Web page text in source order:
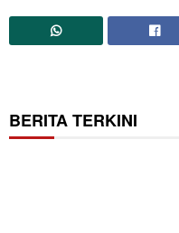
BERITA TERKINI